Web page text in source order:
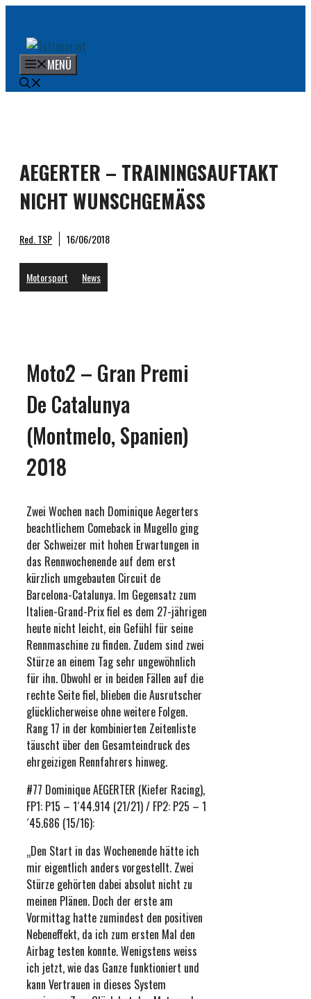
springen
MENÜ
AEGERTER – TRAININGSAUFTAKT
NICHT WUNSCHGEMÄSS
Red. TSP 16/06/2018
Motorsport News
Moto2 – Gran Premi
De Catalunya
(Montmelo, Spanien)
2018
Zwei Wochen nach Dominique Aegerters
beachtlichem Comeback in Mugello ging
der Schweizer mit hohen Erwartungen in
das Rennwochenende auf dem erst
kürzlich umgebauten Circuit de
Barcelona-Catalunya. Im Gegensatz zum
Italien-Grand-Prix fiel es dem 27-jährigen
heute nicht leicht, ein Gefühl für seine
Rennmaschine zu finden. Zudem sind zwei
Stürze an einem Tag sehr ungewöhnlich
für ihn. Obwohl er in beiden Fällen auf die
rechte Seite fiel, blieben die Ausrutscher
glücklicherweise ohne weitere Folgen.
Rang 17 in der kombinierten Zeitenliste
täuscht über den Gesamteindruck des
ehrgeizigen Rennfahrers hinweg.
#77 Dominique AEGERTER (Kiefer Racing),
FP1: P15 – 1´44.914 (21/21) / FP2: P25 – 1
´45.686 (15/16):
„Den Start in das Wochenende hätte ich
mir eigentlich anders vorgestellt. Zwei
Stürze gehörten dabei absolut nicht zu
meinen Plänen. Doch der erste am
Vormittag hatte zumindest den positiven
Nebeneffekt, da ich zum ersten Mal den
Airbag testen konnte. Wenigstens weiss
ich jetzt, wie das Ganze funktioniert und
kann Vertrauen in dieses System